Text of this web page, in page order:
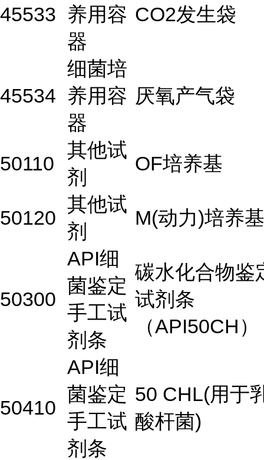
45533 养用容
器
CO2发生袋
45534
细菌培
养用容
器
厌氧产气袋
50110
其他试
剂
OF培养基
50120
其他试
剂
M(动力)培养基
50300
API细
菌鉴定
手工试
剂条
碳水化合物鉴
试剂条
（API50CH）
50410
API细
菌鉴定
手工试
剂条
50 CHL(用于
酸杆菌)